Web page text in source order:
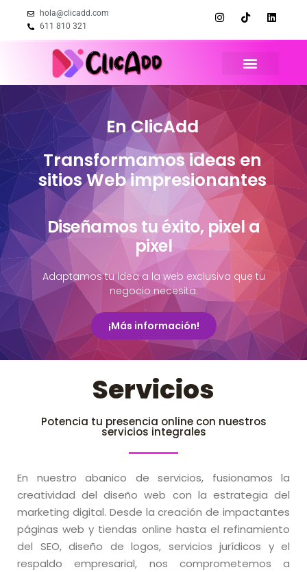
hola@clicadd.com
611 810 321
En ClicAdd
Transformamos ideas en
sitios Web impresionantes
Diseñamos tu éxito, pixel a
pixel
Adaptamos tu idea a la web exclusiva que tu
negocio necesita.
¡Más información!
Servicios
Potencia tu presencia online con nuestros
servicios integrales
En nuestro abanico de servicios, fusionamos la
creatividad del diseño web con la estrategia del
marketing digital. Desde la creación de impactantes
páginas web y tiendas online hasta el refinamiento
del SEO, diseño de logos, servicios jurídicos y el
respaldo empresarial, nos comprometemos a